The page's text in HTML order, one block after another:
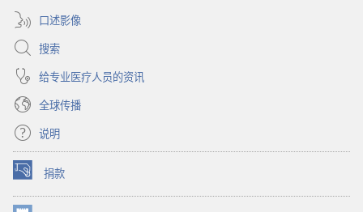
口述影像
搜索
给专业医疗人员的资讯
全球传播
说明
捐款
（打
开